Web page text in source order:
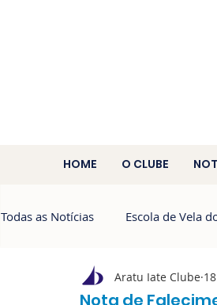
HOME O CLUBE
Todas as Notícias Escola de Vela
Aratu 60 Anos Campeonato
Nota de
Aratu Iate Clube